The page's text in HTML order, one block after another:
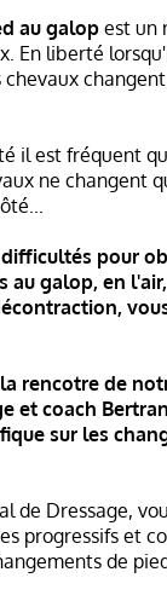
au galop est un
En liberté
il est fréquent
ne changent
pour
au galop, en
rencotre de
et coach
sur les
de Dressage,
progressifs et
de